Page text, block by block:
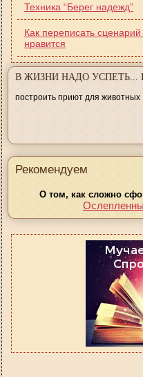
Техника “Берег надежд”
Как переписать
нравится
В ЖИЗНИ НАДО УСПЕТЬ...
построить приют для животных
Рекомендуем
О том, как сложно